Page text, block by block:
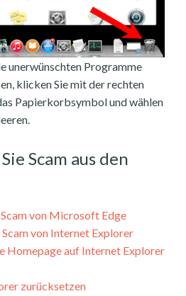
unerwünschten Programme
klicken Sie mit der rechten
Papierkorbsymbol und wählen
Scam aus den
von Microsoft Edge
Scam von Internet Explorer
Homepage auf Internet Explorer
zurücksetzen